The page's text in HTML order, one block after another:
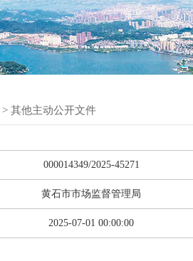
> 其他主动公开文件
000014349/2025-45271
黄石市市场监督管理局
2025-07-01 00:00:00